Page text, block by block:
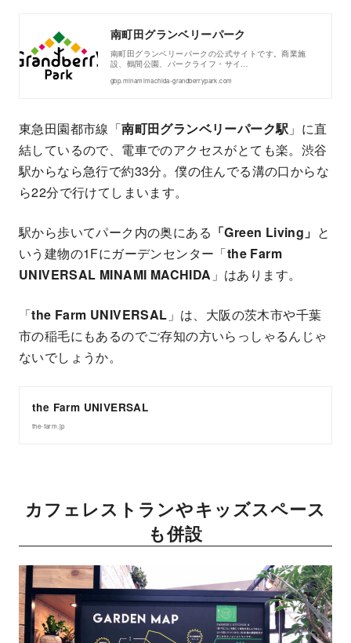
南町田グランベリーパーク
南町田グランベリーパークの公式サイトです。商業施
設、鶴間公園、パークライフ・サイ…
gbp.minamimachida-grandberrypark.com
東急田園都市線「南町田グランベリーパーク駅 」に直
結しているので、電車でのアクセスがとても楽。渋谷
駅からなら急行で約33分。僕の住んでる溝の口からな
ら22分で行けてしまいます。
駅から歩いてパーク内の奥にある 「Green Living」 と
いう建物の1Fにガーデンセンター「the Farm
UNIVERSAL MINAMI MACHIDA 」はあります。
「the Farm UNIVERSAL 」は、大阪の茨木市や千葉
市の稲毛にもあるのでご存知の方いらっしゃるんじゃ
ないでしょうか。
the Farm UNIVERSAL
the-farm.jp
カフェレストランやキッズスペース
も併設